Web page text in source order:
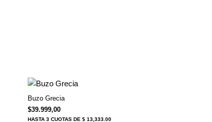
Buzo Grecia
$39.999,00
HASTA 3 CUOTASDE $ 13,333.00